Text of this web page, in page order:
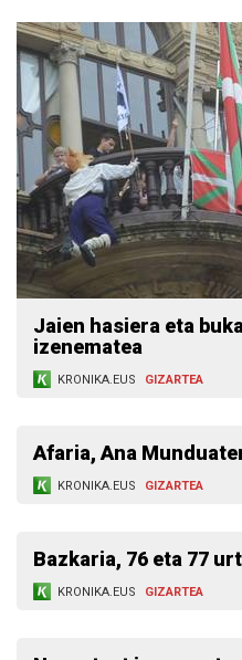
Jaien hasiera eta
izenematea
KRONIKA.EUS GIZARTEA
Afaria, Ana
KRONIKA.EUS GIZARTEA
Bazkaria, 76 eta 77
KRONIKA.EUS GIZARTEA